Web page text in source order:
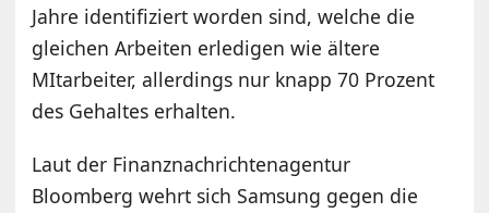
Jahre identifiziert worden sind, welche die
gleichen Arbeiten erledigen wie ältere
MItarbeiter, allerdings nur knapp 70 Prozent
des Gehaltes erhalten.
Laut der Finanznachrichtenagentur
Bloomberg wehrt sich Samsung gegen die